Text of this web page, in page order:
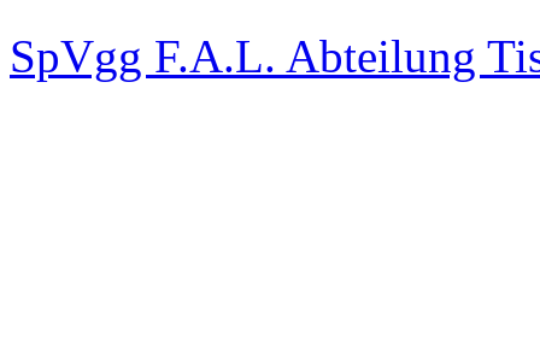
SpVgg F.A.L. Abteilung